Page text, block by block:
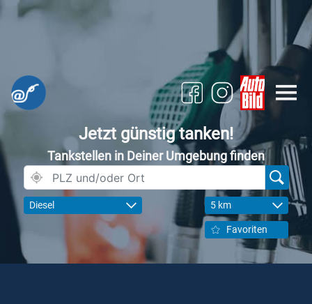
Jetzt günstig tanken!
Tankstellen in Deiner Umgebung finden
Diesel 5 km
Favoriten